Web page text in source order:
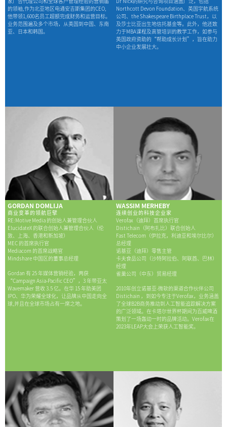
的领袖,作为北亚地区电通安吉斯集团的CEO,
他带领1,600名员工超额完成财务和运营目标。
业务范围遍及多个市场，从英国到中国、东南
亚、日本和韩国。
Northcott Devon Foundation、英国宇航系统
公司、the Shakespeare Birthplace Trust，以
及莎士比亚出生地信托基金等。此外，他还致
力于MBA课程及高管培训的教学工作，如参与
英国政府资助的“帮助成长计划”，旨在助力
中小企业发展壮大。
GORDAN DOMLIJA
商业变革的领航巨擘
RE:Motive Media 的创始人兼管理合伙人
ElucidateX 的联合创始人兼管理合伙人（伦
敦、上海、香港和新加坡）
MEC 的首席执行官
Mediacom 的首席战略官
Mindshare 中国区的董事总经理
Gordan 有 25 年媒体营销经验，两获
“Campaign Asia-Pacific CEO”，3 年带亚太
Wavemaker 营收 3.5 亿。在华 15 年助美团
IPO、华为荣耀全球化，让品牌从中国走向全
球,并且在全球市场占有一席之地。
WASSIM MERHEBY
连续创业的科技企业家
Verofax（迪拜）首席执行官
Distichain（阿布扎比）联合创始人
Fast Telecom（伊拉克，利迪亚和埃尔比尔）
总经理
诺基亚（迪拜）零售主管
卡夫食品公司（沙特阿拉伯、阿联酋、巴林）
经理
雀巢公司（中东）贸易经理
2010年创立诺基亚-微软的渠道合作伙伴公司
Distichain ，到如今专注于Verofax，业务涵盖
了全球B2B商务推动到人工智能追踪解决方案
的广泛领域。在卡塔尔世界杯期间为百威啤酒
策划了一场轰动一时的品牌活动。Verofax在
2023年LEAP大会上荣获人工智能奖。